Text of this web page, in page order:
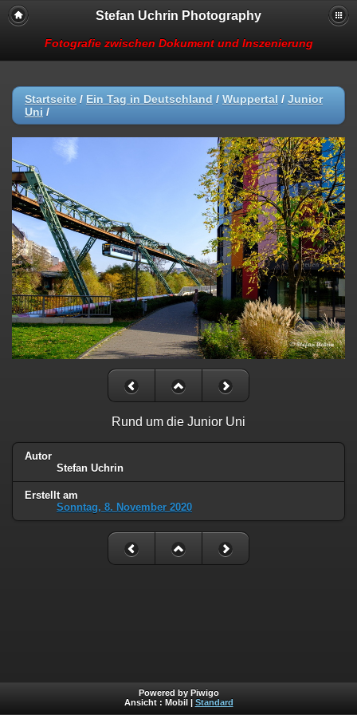
Stefan Uchrin Photography
Fotografie zwischen Dokument und Inszenierung
Startseite / Ein Tag in Deutschland / Wuppertal / Junior
Uni /
Rund um die Junior Uni
Autor
Stefan Uchrin
Erstellt am
Sonntag, 8. November 2020
Powered by Piwigo
Ansicht : Mobil Standard